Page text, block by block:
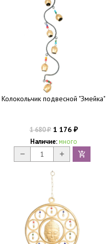
Колокольчик подвесной "Змейка"
1 680₽1 176 ₽
Наличие: много